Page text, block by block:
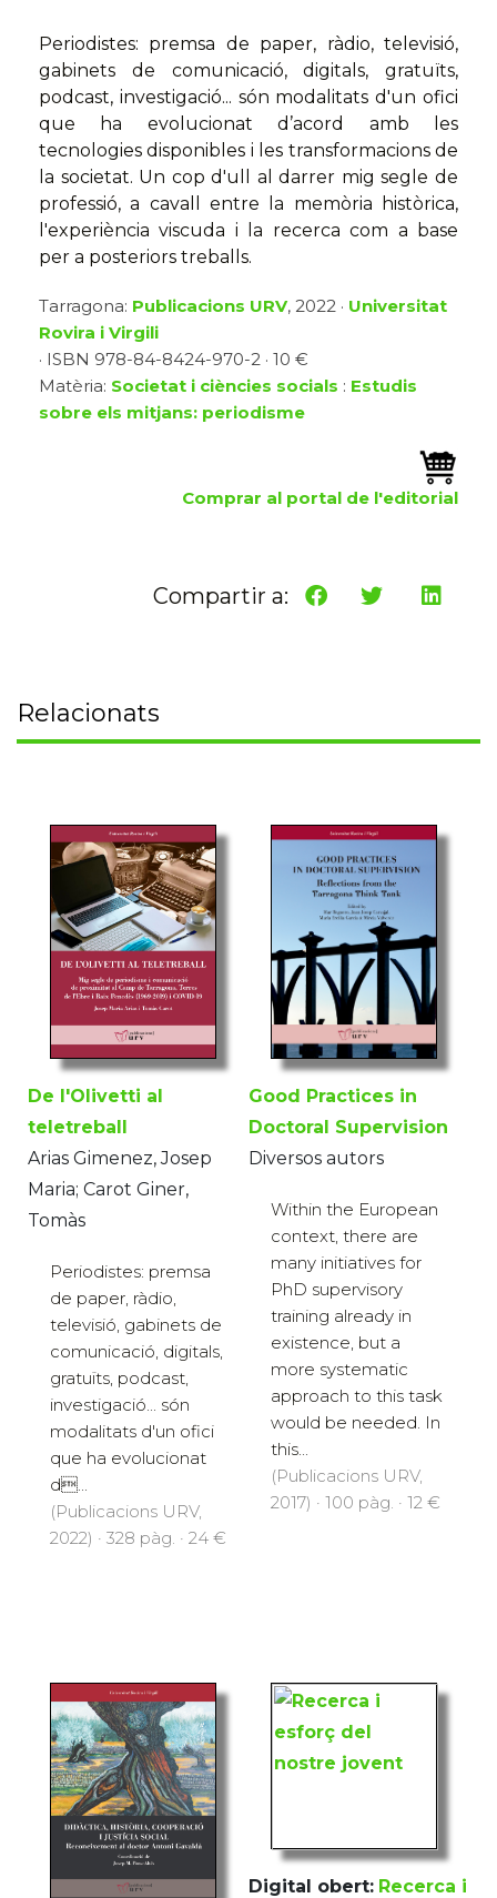
Periodistes: premsa de paper, ràdio, televisió,
gabinets de comunicació, digitals, gratuïts,
podcast, investigació... són modalitats d'un ofici
que ha evolucionat d’acord amb les
tecnologies disponibles i les transformacions de
la societat. Un cop d'ull al darrer mig segle de
professió, a cavall entre la memòria històrica,
l'experiència viscuda i la recerca com a base
per a posteriors treballs.
Tarragona: Publicacions URV, 2022 · Universitat
Rovira i Virgili
· ISBN 978-84-8424-970-2 · 10 €
Matèria: Societat i ciències socials : Estudis
sobre els mitjans: periodisme
Comprar al portal de l'editorial
Compartir a:
Relacionats
De l'Olivetti al
teletreball
Arias Gimenez, Josep
Maria; Carot Giner,
Tomàs
Periodistes: premsa
de paper, ràdio,
televisió, gabinets de
comunicació, digitals,
gratuïts, podcast,
investigació... són
modalitats d'un ofici
que ha evolucionat
d...
(Publicacions URV,
2022) · 328 pàg. · 24 €
Good Practices in
Doctoral Supervision
Diversos autors
Within the European
context, there are
many initiatives for
PhD supervisory
training already in
existence, but a
more systematic
approach to this task
would be needed. In
this...
(Publicacions URV,
2017) · 100 pàg. · 12 €
Digital obert: Recerca i